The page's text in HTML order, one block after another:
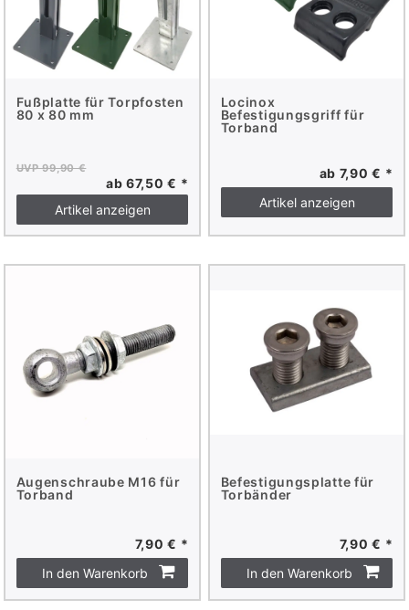
Fußplatte für Torpfosten
80 x 80 mm
UVP 99,90 €
ab 67,50 € *
Artikel anzeigen
Locinox
Befestigungsgriff für
Torband
ab 7,90 € *
Artikel anzeigen
Augenschraube M16 für
Torband
7,90 € *
In den Warenkorb
Befestigungsplatte für
Torbänder
7,90 € *
In den Warenkorb